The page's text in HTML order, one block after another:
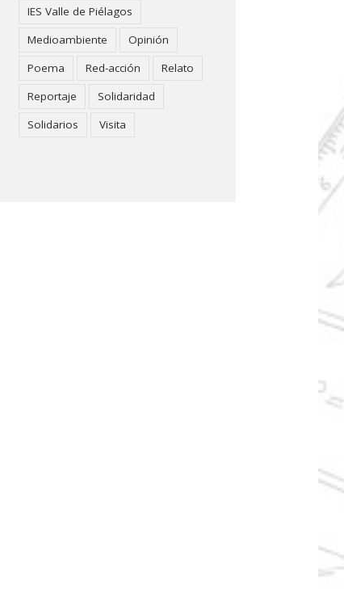
IES Valle de Piélagos
Medioambiente
Opinión
Poema
Red-acción
Relato
Reportaje
Solidaridad
Solidarios
Visita